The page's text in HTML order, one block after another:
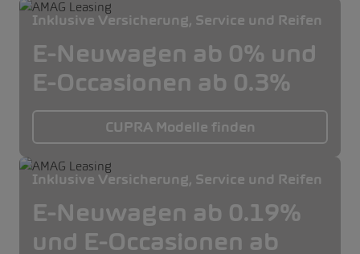
Inklusive Versicherung, Service und Reifen
E-Neuwagen ab 0% und
E-Occasionen ab 0.3%
CUPRA Modelle finden
Inklusive Versicherung, Service und Reifen
E-Neuwagen ab 0.19%
und E-Occasionen ab